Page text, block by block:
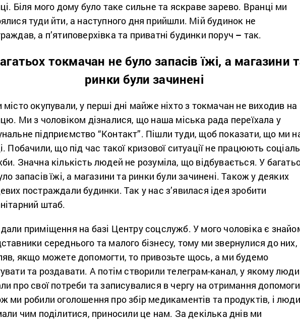
Біля мого дому було таке сильне та яскраве зарево. Вранці ми
туди йти, а наступного дня прийшли. Мій будинок не
а п’ятиповерхівка та приватні будинки поруч – так.
токмачан не було запасів їжі, а магазини
ринки були зачинені
місто окупували, у перші дні майже ніхто з токмачан не виходив на
Ми з чоловіком дізналися, що наша міська рада переїхала у
підприємство “Контакт”. Пішли туди, щоб показати, що ми
Побачили, що під час такої кризової ситуації не працюють
Значна кількість людей не розуміла, що відбувається. У
запасів їжі, а магазини та ринки були зачинені. Також у деяких
постраждали будинки. Так у нас з’явилася ідея зробити
штаб.
приміщення на базі Центру соцслужб. У мого чоловіка є
середнього та малого бізнесу, тому ми звернулися до них,
якщо можете допомогти, то привозьте щось, а ми будемо
та роздавати. А потім створили телеграм-канал, у якому люди
про свої потреби та записувалися в чергу на отримання
ми робили оголошення про збір медикаментів та продуктів, і
чим поділитися, приносили це нам. За декілька днів ми